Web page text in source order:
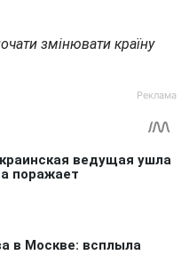
змінювати країну